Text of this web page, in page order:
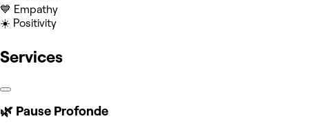
💙 Empathy
☀️ Positivity
Services
🌿 Pause Profonde